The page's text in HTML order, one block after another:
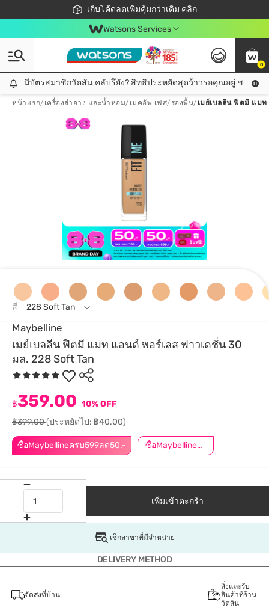
เก็บโค้ดลดเพิ่มคุ้มกว่าเดิม คลิก
ชอปออนไลน์ครั้งแรก ลดเพิ่มจุก ๆ 10%! 🎉
📦ส่งฟรี! เมื่อชอป 499฿
สมาชิกวัตสัน คลับดียังไง?
Watsons Services
0
มีบัตรสมาชิกวัตสัน คลับรึยัง? สิทธิประหยัดสุดว้าวรอคุณอยู่ ชอปคุ้มกว่าเดิม คลิก!
มีบัตรสมาชิกวัตสัน คลับรึยัง? สิทธิประหยัดสุดว้าวรอคุณอยู่ ชอปคุ้มก
หน้าแรก/ เครื่องสำอาง และน้ำหอม/ เมคอัพ เฟส/ รองพื้น/ เมย์เบลลีน ฟิตมี แม
Maybelline
เมย์เบลลีน ฟิตมี แมท แอนด์ พอร์เลส ฟาวเดชั่น 30
มล. 228 Soft Tan
ซื้อMaybellineครบ599ลด50.- ซื้อMaybellineครบ899ลด50.-
฿359.00 10% OFF
฿399.00(ประหยัดไป: ฿40.00)
สี 228 Soft Tan
เพิ่มเข้าตะกร้า
เช็กสาขาที่มีจำหน่าย
DELIVERY METHOD
จัดส่งที่บ้าน
สั่งและรับ
สินค้าที่ร้าน
วัตสัน